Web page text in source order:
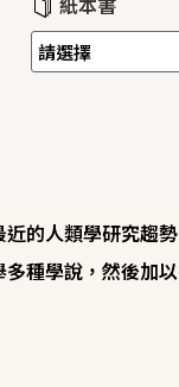
的人類學研究趨
種學說，然後加